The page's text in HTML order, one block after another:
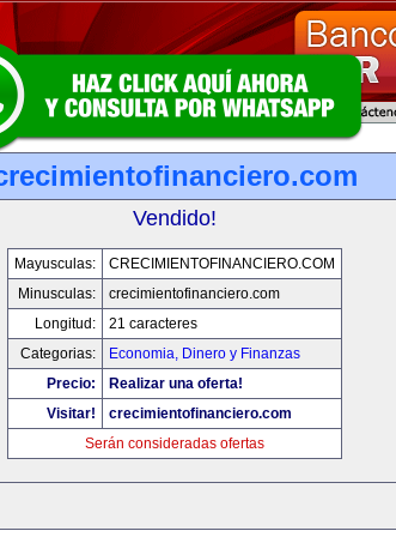
Vendido!
Mayusculas:
CRECIMIENTOFINANCIERO.COM
Minusculas:
crecimientofinanciero.com
Longitud:
21 caracteres
Categorias:
Economia, Dinero y Finanzas
Precio:
Realizar una oferta!
Visitar!
crecimientofinanciero.com
Serán consideradas ofertas